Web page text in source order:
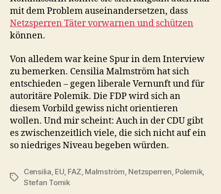
mit dem Problem auseinandersetzen, dass
Netzsperren Täter vorwarnen und schützen
können.
Von alledem war keine Spur in dem Interview
zu bemerken. Censilia Malmström hat sich
entschieden – gegen liberale Vernunft und für
autoritäre Polemik. Die FDP wird sich an
diesem Vorbild gewiss nicht orientieren
wollen. Und mir scheint: Auch in der CDU gibt
es zwischenzeitlich viele, die sich nicht auf ein
so niedriges Niveau begeben würden.
Schlagwörter
Censilia EU, FAZ Malmström Netzsperren Polemik,
Stefan Tomik